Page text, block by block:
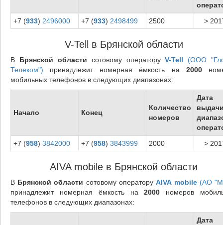
+7 (933) 2496000 +7 (933) 2498499 2500 >
V-Tell в Брянской области
В Брянской области сотовому операторуV-Tell (ООО
Телеком") принадлежит номерная ёмкость на2000
мобильных телефонов в следующих диапазонах:
Начало Конец
Количество
номеров
Дата
+7 (958) 3842000 +7 (958) 3843999 2000 >
AIVA mobile в Брянской области
В Брянской области сотовому операторуAIVA mobile(АО
принадлежит номерная ёмкость на2000 номеров
телефонов в следующих диапазонах:
Дата